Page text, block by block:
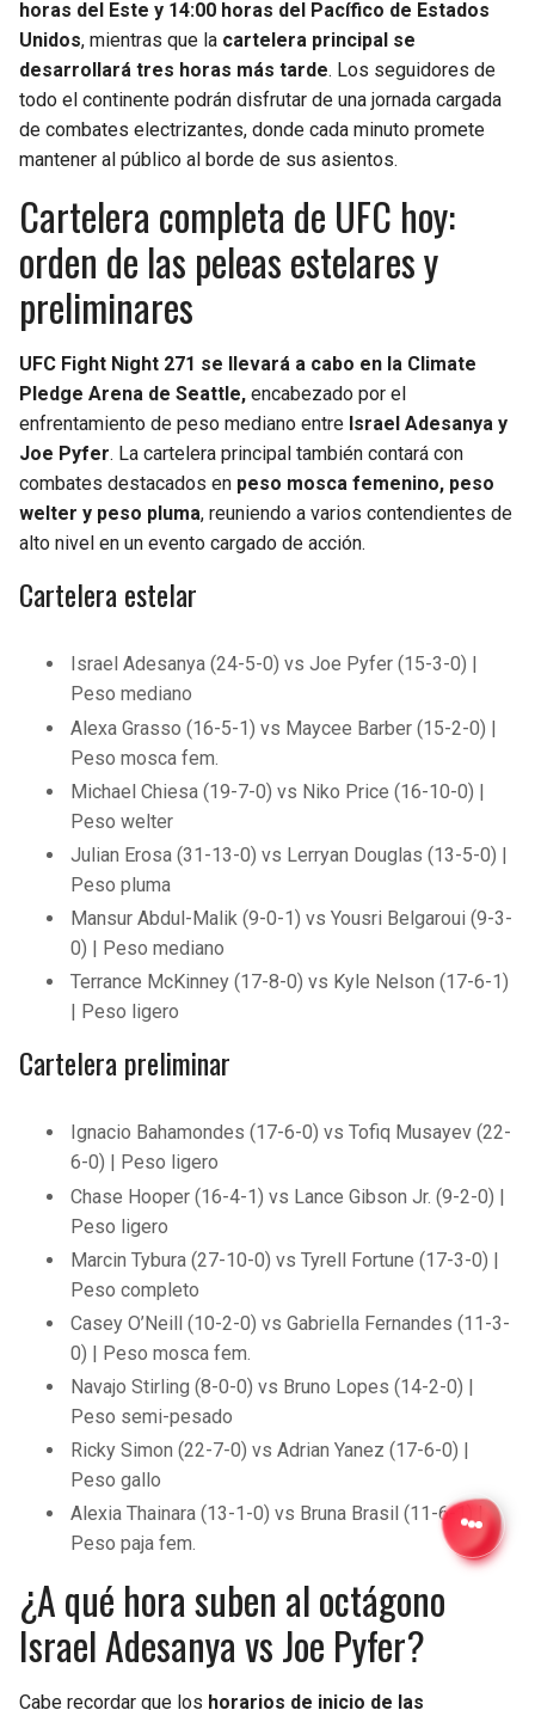
horas del Este y 14:00 horas del Pacífico de Estados
Unidos, mientras que la cartelera principal se
desarrollará tres horas más tarde. Los seguidores de
todo el continente podrán disfrutar de una jornada cargada
de combates electrizantes, donde cada minuto promete
mantener al público al borde de sus asientos.
Cartelera completa de UFC hoy:
orden de las peleas estelares y
preliminares
UFC Fight Night 271 se llevará a cabo en la Climate
Pledge Arena de Seattle, encabezado por el
enfrentamiento de peso mediano entre Israel Adesanya y
Joe Pyfer. La cartelera principal también contará con
combates destacados en peso mosca femenino, peso
welter y peso pluma, reuniendo a varios contendientes de
alto nivel en un evento cargado de acción.
Cartelera estelar
Israel Adesanya (24-5-0) vs Joe Pyfer (15-3-0) |
Peso mediano
Alexa Grasso (16-5-1) vs Maycee Barber (15-2-0) |
Peso mosca fem.
Michael Chiesa (19-7-0) vs Niko Price (16-10-0) |
Peso welter
Julian Erosa (31-13-0) vs Lerryan Douglas (13-5-0) |
Peso pluma
Mansur Abdul-Malik (9-0-1) vs Yousri Belgaroui (9-3-
0) | Peso mediano
Terrance McKinney (17-8-0) vs Kyle Nelson (17-6-1)
| Peso ligero
Cartelera preliminar
Ignacio Bahamondes (17-6-0) vs Tofiq Musayev (22-
6-0) | Peso ligero
Chase Hooper (16-4-1) vs Lance Gibson Jr. (9-2-0) |
Peso ligero
Marcin Tybura (27-10-0) vs Tyrell Fortune (17-3-0) |
Peso completo
Casey O’Neill (10-2-0) vs Gabriella Fernandes (11-3-
0) | Peso mosca fem.
Navajo Stirling (8-0-0) vs Bruno Lopes (14-2-0) |
Peso semi-pesado
Ricky Simon (22-7-0) vs Adrian Yanez (17-6-0) |
Peso gallo
Alexia Thainara (13-1-0) vs Bruna Brasil (11-6-1) |
Peso paja fem.
¿A qué hora suben al octágono
Israel Adesanya vs Joe Pyfer?
Cabe recordar que los horarios de inicio de las